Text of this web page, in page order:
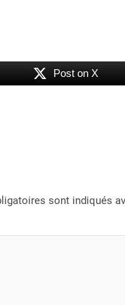
Post on X
sont indiqués